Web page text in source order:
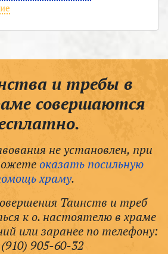
и требы в
совершаются
не установлен, при
оказать посильную
храму.
Таинств и треб
к о. настоятелю в храме
или заранее по телефону:
905-60-32